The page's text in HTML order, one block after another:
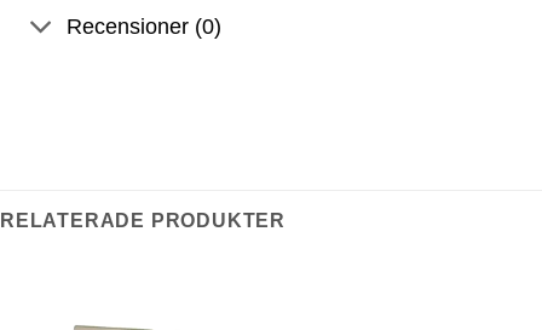
Recensioner (0)
RELATERADE PRODUKTER